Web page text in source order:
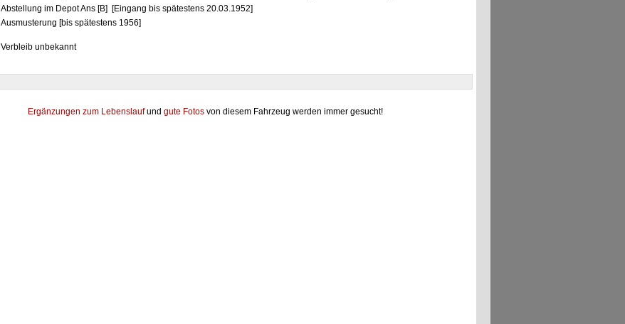
Abstellung im Depot Ans [B] [Eingang bis spätestens 20.03.1952]
Ausmusterung [bis spätestens 1956]
Verbleib unbekannt
Ergänzungen zum Lebenslaufund gute Fotos von diesem Fahrzeug werden immer gesucht!